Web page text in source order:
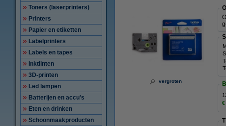
Toners (laserprinters)
Printers
Papier en etiketten
Labelprinters
Labels en tapes
Inktlinten
3D-printen
Led lampen
Batterijen en accu's
Eten en drinken
Schoonmaakproducten
vergroten
€